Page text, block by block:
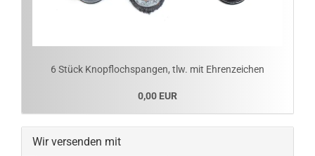
6 Stück Knopflochspangen, tlw. mit Ehrenzeichen
0,00 EUR
Wir versenden mit